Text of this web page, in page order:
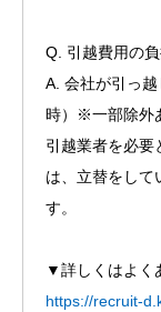
Q. 引越費用の
A. 会社が引っ
時）※一部除外
引越業者を必要
は、立替をして
す。
▼詳しくはよく
https://recruit-